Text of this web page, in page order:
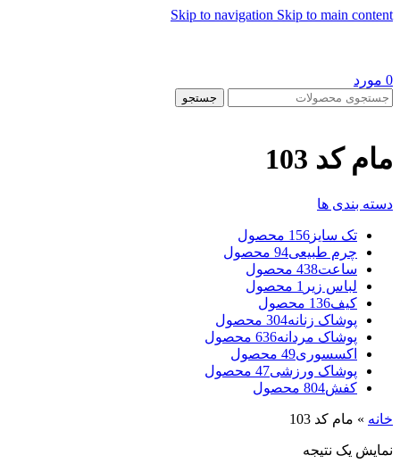
Skip to navigation Skip to main content
0 مورد
جستجو
مام کد 103
دسته بندی ها
تک سایز 156 محصول
چرم طبیعی94 محصول
ساعت438 محصول
لباس زیر 1 محصول
کیف136 محصول
پوشاک زنانه304 محصول
پوشاک مردانه636 محصول
اکسسوری49 محصول
پوشاک ورزشی47 محصول
کفش804 محصول
خانه » مام کد 103
نمایش یک نتیجه